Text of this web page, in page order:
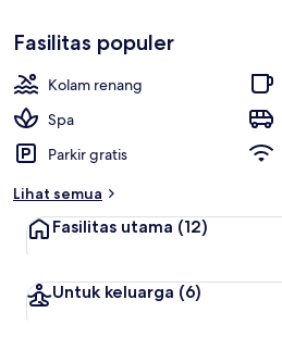
tamu
i
Fasilitas populer
Kolam renang
Spa
Parkir gratis
Lihat semua
Fasilitas utama (12)
Untuk keluarga (6)